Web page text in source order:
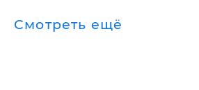
Смотреть ещё